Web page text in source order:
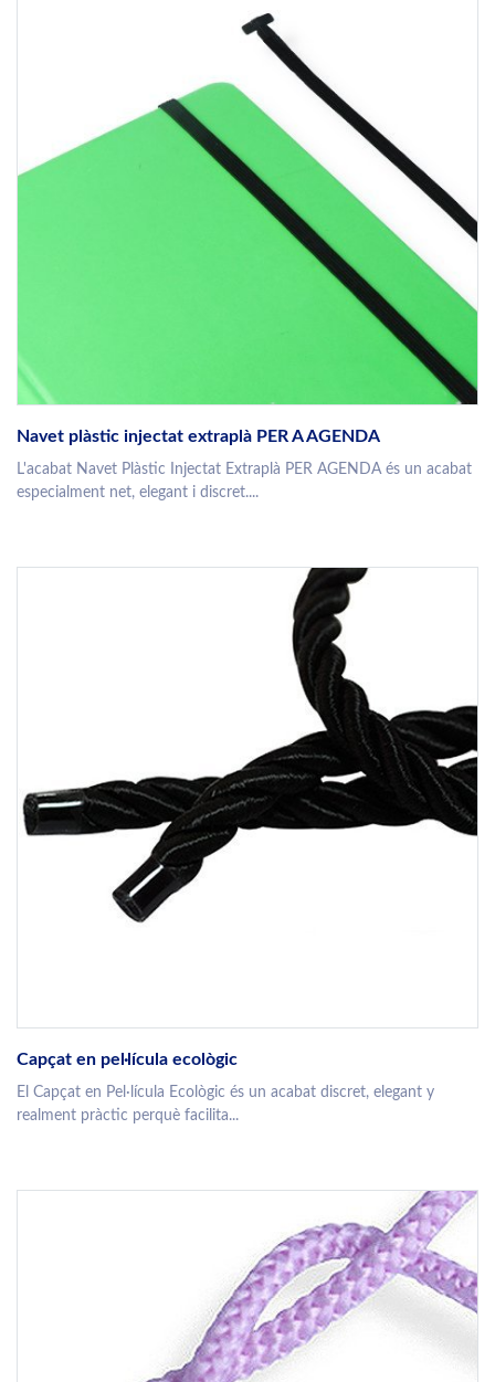
Navet plàstic injectat extraplà PER A AGENDA
L'acabat Navet Plàstic Injectat Extraplà PER AGENDA és un acabat
especialment net, elegant i discret....
Capçat en pel·lícula ecològic
El Capçat en Pel·lícula Ecològic és un acabat discret, elegant y
realment pràctic perquè facilita...